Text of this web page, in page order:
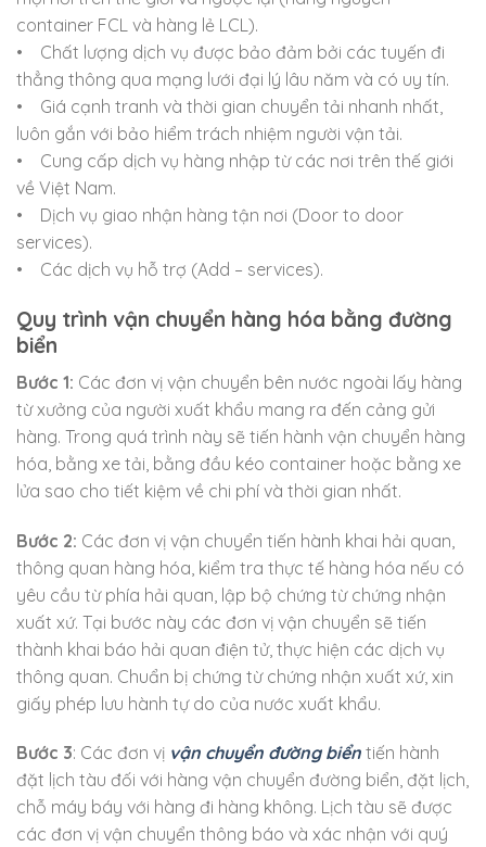
container FCL và hàng lẻ LCL).
• Chất lượng dịch vụ được bảo đảm bởi các tuyến đi
thẳng thông qua mạng lưới đại lý lâu năm và có uy tín.
• Giá cạnh tranh và thời gian chuyển tải nhanh nhất,
luôn gắn với bảo hiểm trách nhiệm người vận tải.
• Cung cấp dịch vụ hàng nhập từ các nơi trên thế giới
về Việt Nam.
• Dịch vụ giao nhận hàng tận nơi (Door to door
services).
• Các dịch vụ hỗ trợ (Add – services).
Quy trình vận chuyển hàng hóa bằng đường
biển
Bước 1: Các đơn vị vận chuyển bên nước ngoài lấy hàng
từ xưởng của người xuất khẩu mang ra đến cảng gửi
hàng. Trong quá trình này sẽ tiến hành vận chuyển hàng
hóa, bằng xe tải, bằng đầu kéo container hoặc bằng xe
lửa sao cho tiết kiệm về chi phí và thời gian nhất.
Bước 2: Các đơn vị vận chuyển tiến hành khai hải quan,
thông quan hàng hóa, kiểm tra thực tế hàng hóa nếu có
yêu cầu từ phía hải quan, lập bộ chứng từ chứng nhận
xuất xứ. Tại bước này các đơn vị vận chuyển sẽ tiến
thành khai báo hải quan điện tử, thực hiện các dịch vụ
thông quan. Chuẩn bị chứng từ chứng nhận xuất xứ, xin
giấy phép lưu hành tự do của nước xuất khẩu.
Bước 3: Các đơn vị vận chuyển đường biển tiến hành
đặt lịch tàu đối với hàng vận chuyển đường biển, đặt lịch,
chỗ máy báy với hàng đi hàng không. Lịch tàu sẽ được
các đơn vị vận chuyển thông báo và xác nhận với quý